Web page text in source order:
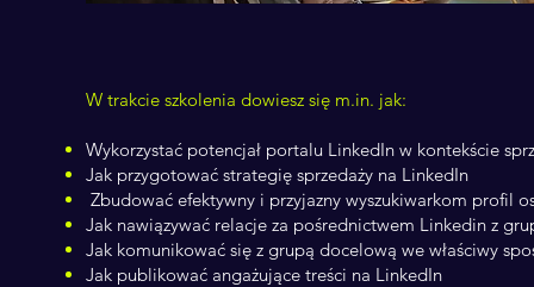
W trakcie szkolenia dowiesz się m.in. jak:
Wykorzystać potencjał portalu LinkedIn w kontekście
Jak przygotować strategię sprzedaży na LinkedIn
Zbudować efektywny i przyjazny wyszukiwarkom
Jak nawiązywać relacje za pośrednictwem Linkedin z
Jak komunikować się z grupą docelową we właściwy
Jak publikować angażujące treści na LinkedIn